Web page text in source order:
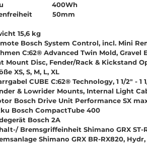
400Wh
50mm
15,6 kg
Bosch System Control, incl. Mini
C:62® Advanced Twin Mold,
Mount Disc, Fender/Rack & Kickstand
XS, S, M, L, XL
CUBE C:62® Technology, 1 1/2" - 1
& Lowrider Mounts, Internal Light
Bosch Drive Unit Performance SX
Bosch CompactTube 400
Bosch 2A
Bremsgriffeinheit Shimano GRX ST-
Shimano GRX BR-RX820,